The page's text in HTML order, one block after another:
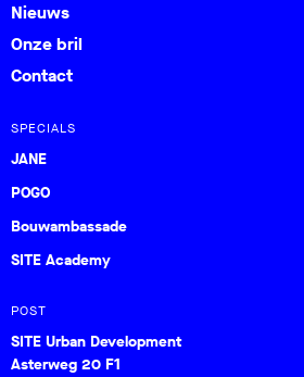
Nieuws
Onze bril
Contact
SPECIALS
JANE
POGO
Bouwambassade
SITE Academy
POST
SITE Urban Development
Asterweg 20 F1